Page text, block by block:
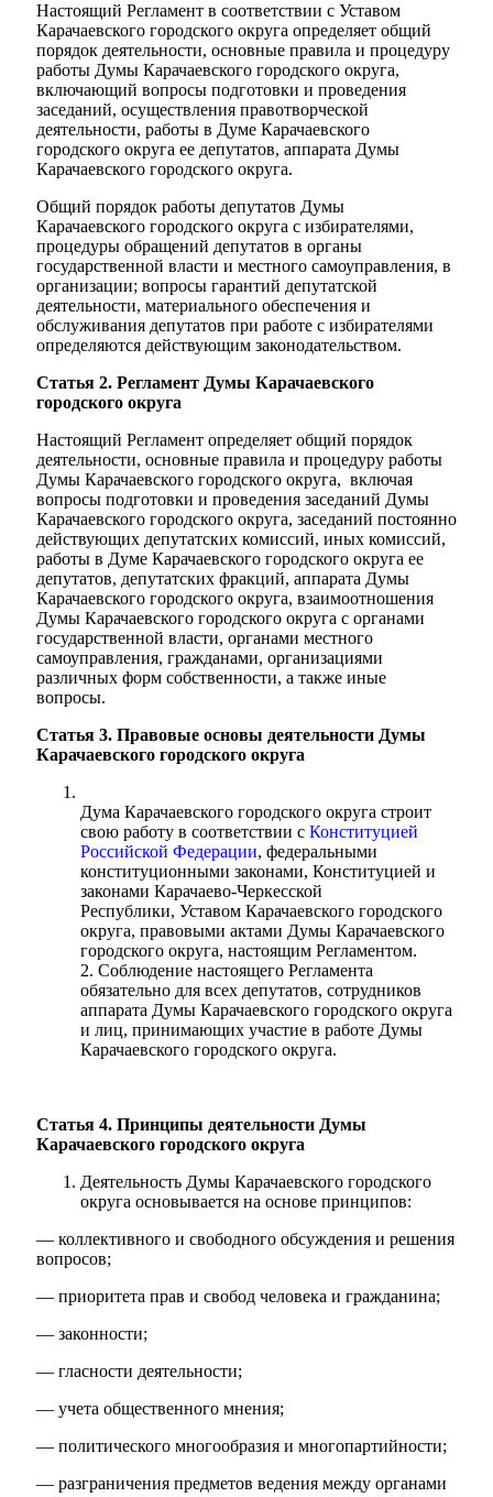
Настоящий Регламент в соответствии с Уставом
Карачаевского городского округа определяет общий
порядок деятельности, основные правила и процедуру
работы Думы Карачаевского городского округа,
включающий вопросы подготовки и проведения
заседаний, осуществления правотворческой
деятельности, работы в Думе Карачаевского
городского округа ее депутатов, аппарата Думы
Карачаевского городского округа.
Общий порядок работы депутатов Думы
Карачаевского городского округа с избирателями,
процедуры обращений депутатов в органы
государственной власти и местного самоуправления, в
организации; вопросы гарантий депутатской
деятельности, материального обеспечения и
обслуживания депутатов при работе с избирателями
определяются действующим законодательством.
Статья 2. Регламент Думы Карачаевского
городского округа
Настоящий Регламент определяет общий порядок
деятельности, основные правила и процедуру работы
Думы Карачаевского городского округа, включая
вопросы подготовки и проведения заседаний Думы
Карачаевского городского округа, заседаний постоянно
действующих депутатских комиссий, иных комиссий,
работы в Думе Карачаевского городского округа ее
депутатов, депутатских фракций, аппарата Думы
Карачаевского городского округа, взаимоотношения
Думы Карачаевского городского округа с органами
государственной власти, органами местного
самоуправления, гражданами, организациями
различных форм собственности, а также иные
вопросы.
Статья 3. Правовые основы деятельности Думы
Карачаевского городского округа
Дума Карачаевского городского округа строит
свою работу в соответствии с Конституцией
Российской Федерации, федеральными
конституционными законами, Конституцией и
законами Карачаево-Черкесской
Республики, Уставом Карачаевского городского
округа, правовыми актами Думы Карачаевского
городского округа, настоящим Регламентом.
2. Соблюдение настоящего Регламента
обязательно для всех депутатов, сотрудников
аппарата Думы Карачаевского городского округа
и лиц, принимающих участие в работе Думы
Карачаевского городского округа.
Статья 4. Принципы деятельности Думы
Карачаевского городского округа
Деятельность Думы Карачаевского городского
округа основывается на основе принципов:
— коллективного и свободного обсуждения и решения
вопросов;
— приоритета прав и свобод человека и гражданина;
— законности;
— гласности деятельности;
— учета общественного мнения;
— политического многообразия и многопартийности;
— разграничения предметов ведения между органами
Об округе